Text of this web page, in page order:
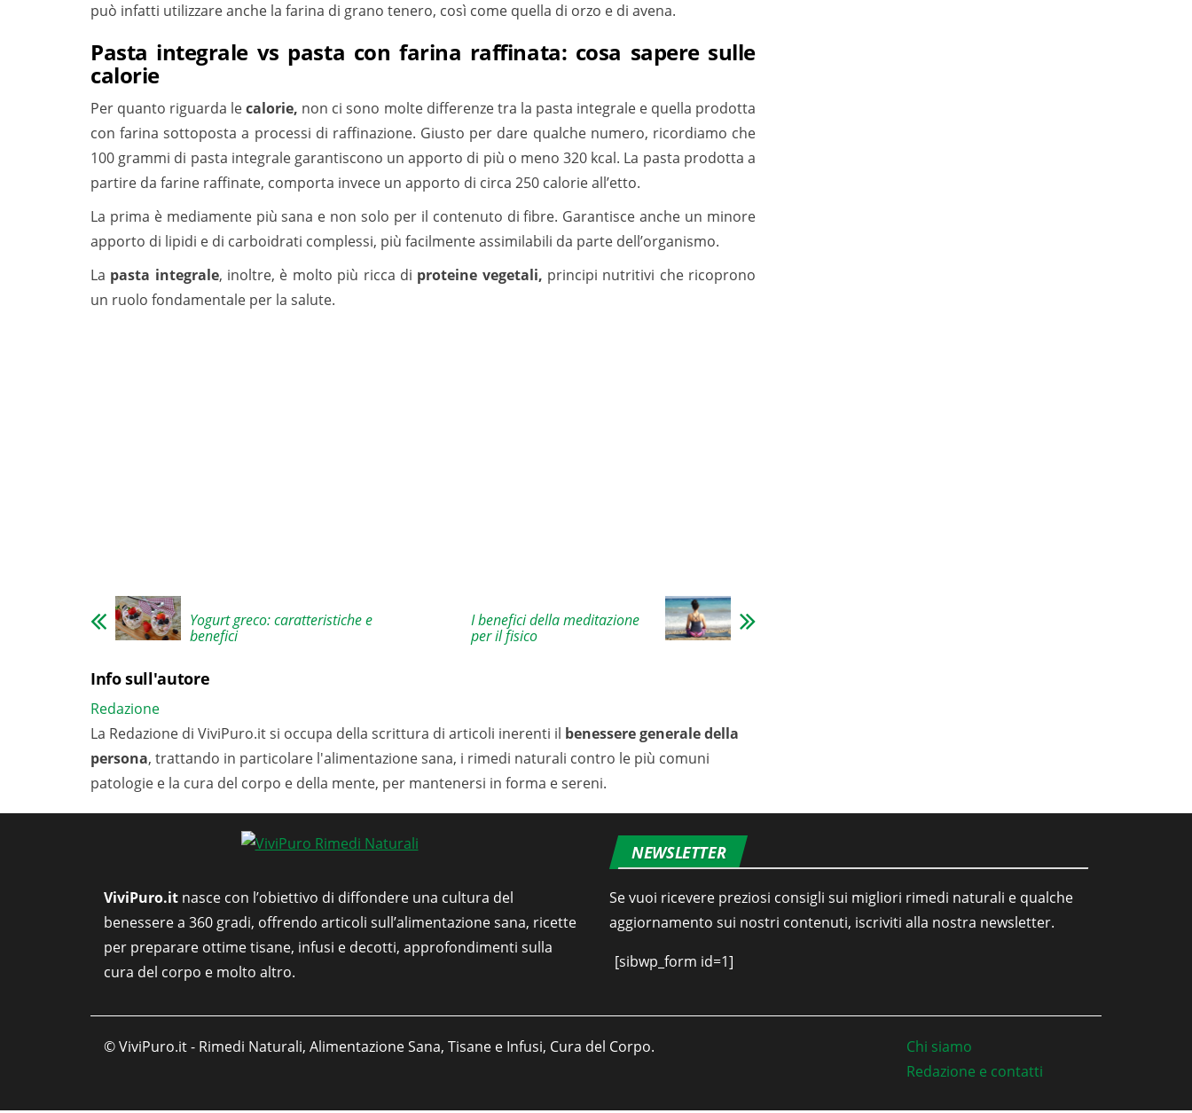
può infatti utilizzare anche la farina di grano tenero, così come quella di orzo e di avena.
Pasta integrale vs pasta con farina raffinata: cosa sapere sulle
calorie
Per quanto riguarda lecalorie, non ci sono molte differenze tra la pasta integrale e quella prodotta
con farina sottoposta a processi di raffinazione. Giusto per dare qualche numero, ricordiamo che
100 grammi di pasta integrale garantiscono un apporto di più o meno 320 kcal. La pasta prodotta a
partire da farine raffinate, comporta invece un apporto di circa 250 calorie all’etto.
La prima è mediamente più sana e non solo per il contenuto di fibre. Garantisce anche un minore
apporto di lipidi e di carboidrati complessi, più facilmente assimilabili da parte dell’organismo.
La pasta integrale, inoltre, è molto più ricca di proteine vegetali, principi nutritivi che ricoprono
un ruolo fondamentale per la salute.
Yogurt greco: caratteristiche e
benefici
I benefici della meditazione
per il fisico
Info sull'autore
Redazione
La Redazione di ViviPuro.it si occupa della scrittura di articoli inerenti il benessere generale della
persona, trattando in particolare l'alimentazione sana, i rimedi naturali contro le più comuni
patologie e la cura del corpo e della mente, per mantenersi in forma e sereni.
ViviPuro.it nasce con l’obiettivo di diffondere una cultura del
benessere a 360 gradi, offrendo articoli sull’alimentazione sana, ricette
per preparare ottime tisane, infusi e decotti, approfondimenti sulla
cura del corpo e molto altro.
NEWSLETTER
Se vuoi ricevere preziosi consigli sui migliori rimedi naturali e qualche
aggiornamento sui nostri contenuti, iscriviti alla nostra newsletter.
[sibwp_form id=1]
© ViviPuro.it - Rimedi Naturali, Alimentazione Sana, Tisane e Infusi, Cura del Corpo.
Chi siamo
Redazione e contatti